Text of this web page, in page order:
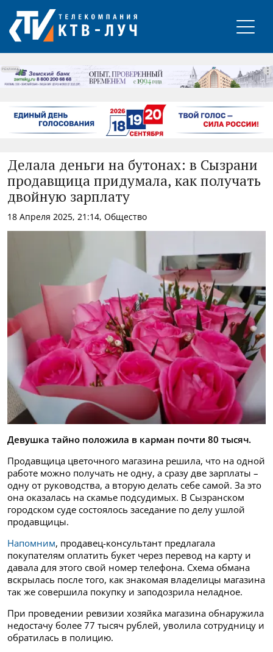
РЕКЛАМА
Делала деньги на бутонах: в Сызрани
продавщица придумала, как получать
двойную зарплату
18 Апреля 2025, 21:14, Общество
Девушка тайно положила в карман почти 80 тысяч.
Продавщица цветочного магазина решила, что на одной
работе можно получать не одну, а сразу две зарплаты –
одну от руководства, а вторую делать себе самой. За это
она оказалась на скамье подсудимых. В Сызранском
городском суде состоялось заседание по делу ушлой
продавщицы.
Напомним, продавец-консультант предлагала
покупателям оплатить букет через перевод на карту и
давала для этого свой номер телефона. Схема обмана
вскрылась после того, как знакомая владелицы магазина
так же совершила покупку и заподозрила неладное.
При проведении ревизии хозяйка магазина обнаружила
недостачу более 77 тысяч рублей, уволила сотрудницу и
обратилась в полицию.